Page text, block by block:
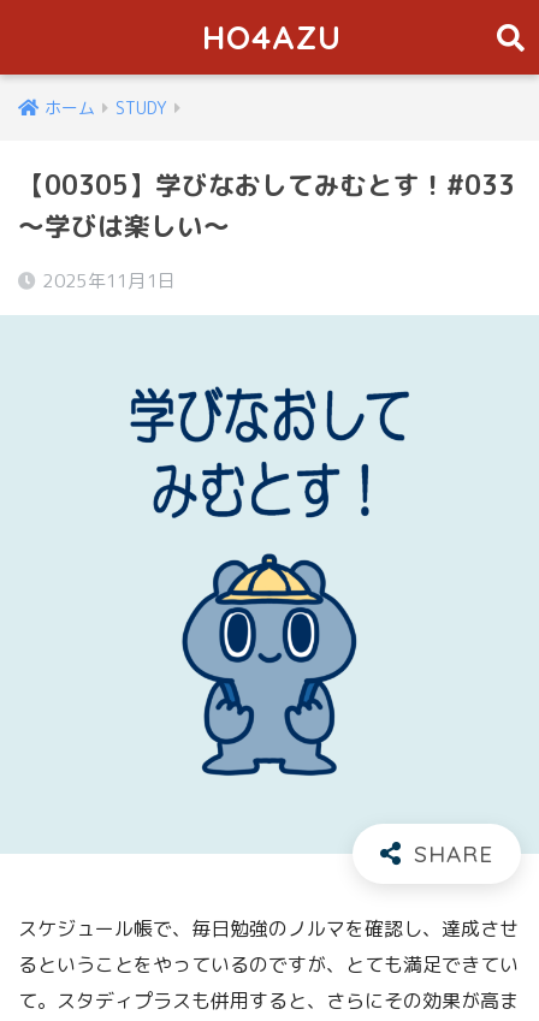
HO4AZU
ホーム STUDY
【00305】学びなおしてみむとす！#033
～学びは楽しい～
2025年11月1日
スケジュール帳で、毎日勉強のノルマを確認し、達成させ
るということをやっているのですが、とても満足できてい
て。スタディプラスも併用すると、さらにその効果が高ま